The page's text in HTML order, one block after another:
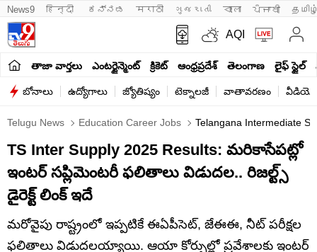
News9 हिन्दी ಕನ್ನಡ मराठी ગુજરાતી বাংলা ਪੰਜਾਬੀ
AQI
తాజా వార్తలు ఎంటర్టైన్మెంట్ క్రికెట్ ఆంధ్రప్రదేశ్ తెలంగాణ లైఫ్ స్టైల్
బోనాలు ఉద్యోగాలు జ్యోతిష్యం టెక్నాలజీ వాతావరణం
Telugu News Education Career Jobs Telangana Intermediate
TS Inter Supply 2025 Results: మరికాసేపట్లో
ఇంటర్‌ సప్లిమెంటరీ ఫలితాలు విడుదల.. రిజల్ట్స్‌
డైరెక్ట్‌ లింక్‌ ఇదే
మరోవైపు రాష్ట్రంలో ఇప్పటికే ఈఏపీసెట్‌, జేఈఈ, నీట్‌ పరీక్షల
ఫలితాలు విడుదలయ్యాయి. ఆయా కోర్సుల్లో ప్రవేశాలకు ఇంటర్‌